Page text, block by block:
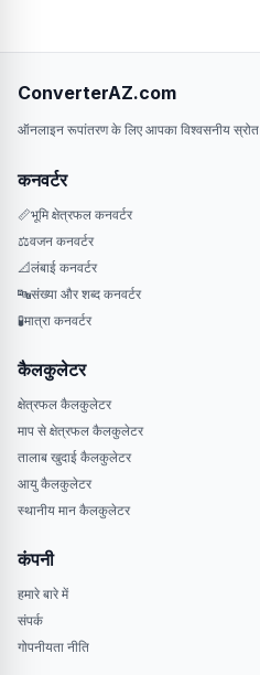
ConverterAZ.com
ऑनलाइन रूपांतरण के लिए आपका विश्वसनीय स्रोत
कनवर्टर
📏भूमि क्षेत्रफल कनवर्टर
⚖️वजन कनवर्टर
📐लंबाई कनवर्टर
🔤संख्या और शब्द कनवर्टर
🧪मात्रा कनवर्टर
कैलकुलेटर
क्षेत्रफल कैलकुलेटर
माप से क्षेत्रफल कैलकुलेटर
तालाब खुदाई कैलकुलेटर
आयु कैलकुलेटर
स्थानीय मान कैलकुलेटर
कंपनी
हमारे बारे में
संपर्क
गोपनीयता नीति